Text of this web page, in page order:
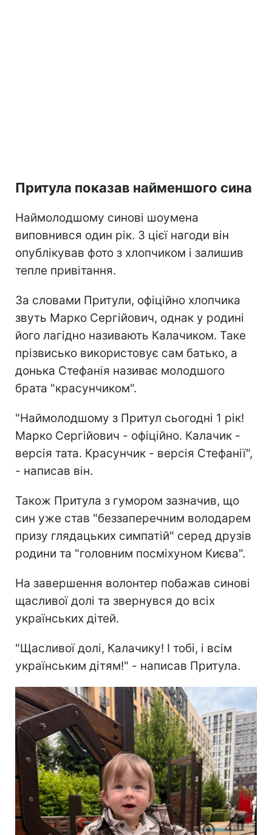
Притула показав найменшого сина
Наймолодшому синові шоумена
виповнився один рік. З цієї нагоди він
опублікував фото з хлопчиком і залишив
тепле привітання.
За словами Притули, офіційно хлопчика
звуть Марко Сергійович, однак у родині
його лагідно називають Калачиком. Таке
прізвисько використовує сам батько, а
донька Стефанія називає молодшого
брата "красунчиком".
"Наймолодшому з Притул сьогодні 1 рік!
Марко Сергійович - офіційно. Калачик -
версія тата. Красунчик - версія Стефанії",
- написав він.
Також Притула з гумором зазначив, що
син уже став "беззаперечним володарем
призу глядацьких симпатій" серед друзів
родини та "головним посміхуном Києва".
На завершення волонтер побажав синові
щасливої долі та звернувся до всіх
українських дітей.
"Щасливої долі, Калачику! І тобі, і всім
українським дітям!" - написав Притула.